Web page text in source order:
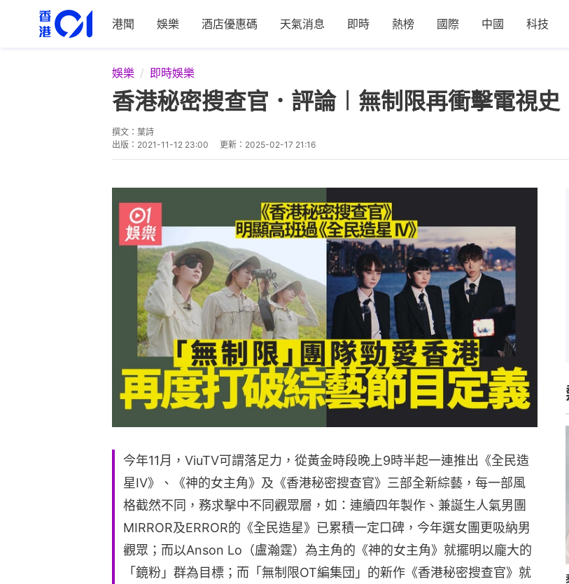
港聞 娛樂 酒店優惠碼 天氣消息 即時 熱榜 國際 中國 科技
娛樂 即時娛樂
香港秘密搜查官．評論︱無制限再衝擊電視
撰文： 葉詩
出版： 2021-11-12 23:00 更新： 2025-02-17 21:16
今年11月，ViuTV可謂落足力，從黃金時段晚上9時半起一連推出《全民造
星IV》、《神的女主角》及《香港秘密搜查官》三部全新綜藝，每一部風
格截然不同，務求擊中不同觀眾層，如：連續四年製作、兼誕生人氣男團
MIRROR及ERROR的《全民造星》已累積一定口碑，今年選女團更吸納男
觀眾；而以Anson Lo（盧瀚霆）為主角的《神的女主角》就擺明以龐大的
「鏡粉」群為目標；而「無制限OT編集団」的新作《香港秘密搜查官》就